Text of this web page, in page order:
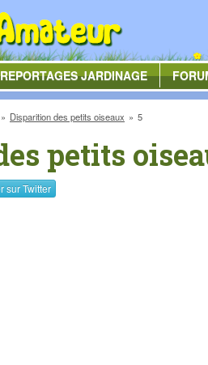
REPORTAGESJARDINAGE
Disparition des petits oiseaux 5
petits
surTwitter